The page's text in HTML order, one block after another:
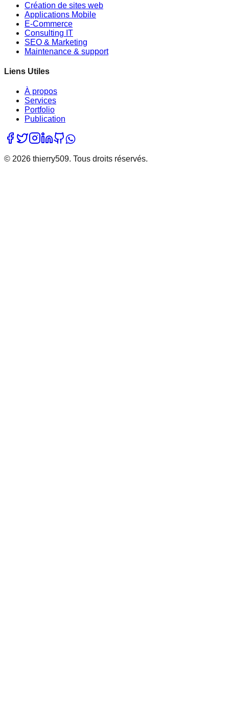
Création de sites web
Applications Mobile
E-Commerce
Consulting IT
SEO & Marketing
Maintenance & support
Liens Utiles
À propos
Services
Portfolio
Publication
© 2026 thierry509. Tous droits réservés.